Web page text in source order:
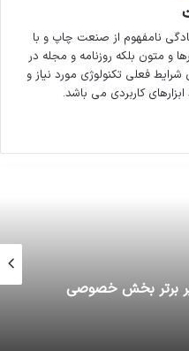
نامفهوم از صنعت چاپ و با
و متون بلکه روزنامه و مجله در
فعلی تکنولوژی مورد نیاز و
کاربردی می باشد.
برتر بخش خصوصی